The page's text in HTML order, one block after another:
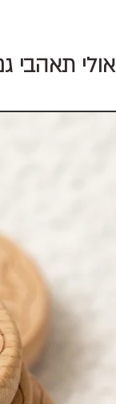
אולי תאהבי